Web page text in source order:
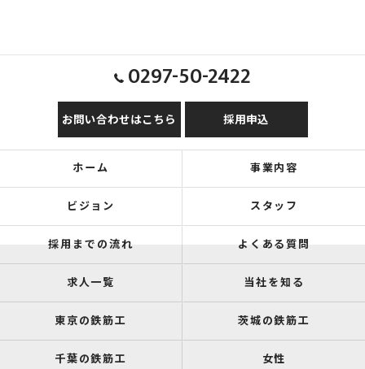
0297-50-2422
お問い合わせはこちら 採用申込
ホーム 事業内容
ビジョン スタッフ
採用までの流れ よくある質問
求人一覧 当社を知る
東京の鉄筋工 茨城の鉄筋工
千葉の鉄筋工 女性